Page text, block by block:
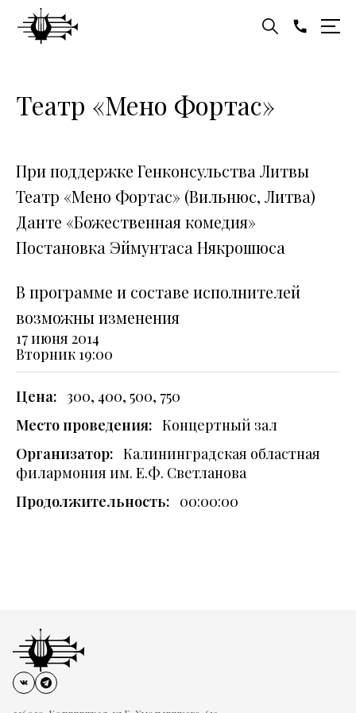
Театр «Мено Фортас»
При поддержке Генконсульства Литвы
Театр «Мено Фортас» (Вильнюс, Литва)
Данте «Божественная комедия»
Постановка Эймунтаса Някрошюса
В программе и составе исполнителей
возможны изменения
17 июня 2014
Вторник 19:00
Цена: 300, 400, 500, 750
Место проведения: Концертный зал
Организатор: Калининградская областная
филармония им. Е.Ф. Светланова
Продолжительность: 00:00:00